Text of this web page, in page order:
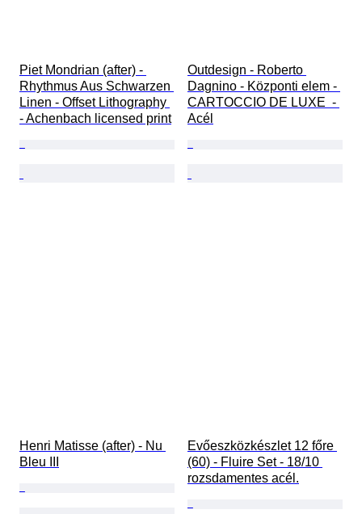
Piet Mondrian (after) -
Rhythmus Aus Schwarzen
Linen - Offset Lithography
- Achenbach licensed print
Outdesign - Roberto
Dagnino - Központi elem -
CARTOCCIO DE LUXE  -
Acél
Henri Matisse (after) - Nu
Bleu III
Evőeszközkészlet 12 főre
(60) - Fluire Set - 18/10
rozsdamentes acél.